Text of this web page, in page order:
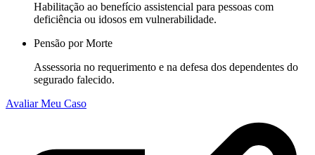
Habilitação ao benefício assistencial para pessoas com
deficiência ou idosos em vulnerabilidade.
Pensão por Morte
Assessoria no requerimento e na defesa dos dependentes do
segurado falecido.
Avaliar Meu Caso